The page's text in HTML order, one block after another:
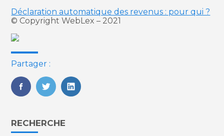
Déclaration automatique des revenus : pour qui ?
© Copyright WebLex – 2021
Partager :
FaceBook
TwitterLinkedIn
Blog
sidebar
RECHERCHE